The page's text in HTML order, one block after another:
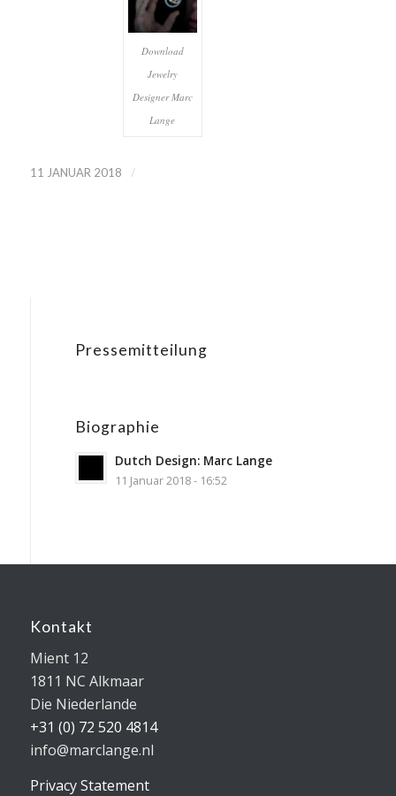
Download
Jewelry
Designer Marc
Lange
11 JANUAR 2018 /
Pressemitteilung
Biographie
Dutch Design: Marc Lange
11 Januar 2018 - 16:52
Kontakt
Mient 12
1811 NC Alkmaar
Die Niederlande
+31 (0) 72 520 4814
info@marclange.nl
Privacy Statement